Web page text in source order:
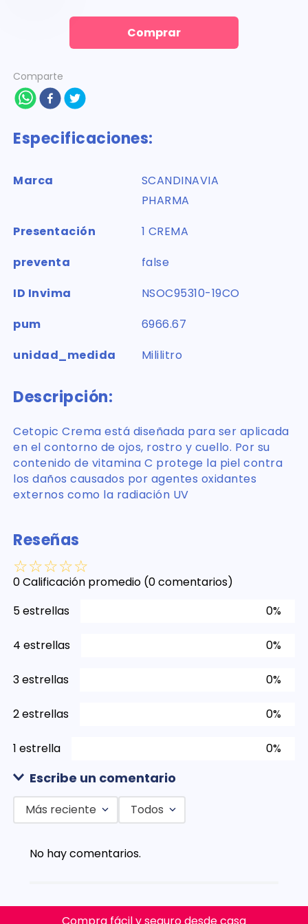
Comprar
Comparte
Especificaciones:
Marca
SCANDINAVIA
PHARMA
Presentación
1 CREMA
preventa
false
ID Invima
NSOC95310-19CO
pum
6966.67
unidad_medida
Mililitro
Descripción:
Cetopic Crema está diseñada para ser aplicada
en el contorno de ojos, rostro y cuello. Por su
contenido de vitamina C protege la piel contra
los daños causados por agentes oxidantes
externos como la radiación UV
Reseñas
☆☆☆☆☆
0 Calificación promedio (0 comentarios)
5 estrellas
0%
4 estrellas 0%
3 estrellas 0%
2 estrellas 0%
1 estrella 0%
Escribe un comentario
Título
Califica el producto de 1 a 5 estrellas
Más reciente Todos
No hay comentarios.
Compra fácil y seguro desde casa